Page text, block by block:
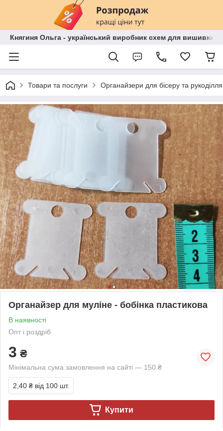
Княгиня Ольга - український виробник схем для вишивки
Товари та послуги Органайзери для бісеру та рукоділля
Органайзер для муліне - бобінка пластикова
В наявності
Опт і роздріб
3 ₴
Мінімальна сума замовлення на сайті — 150 ₴
2,40 ₴ від 100 шт.
Купити